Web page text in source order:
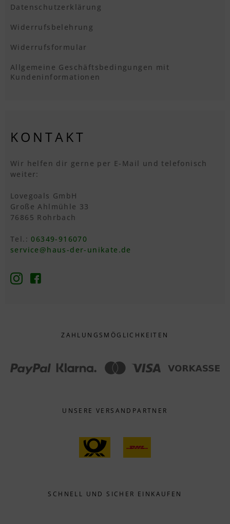
Datenschutzerklärung
Widerrufsbelehrung
Widerrufsformular
Allgemeine Geschäftsbedingungen mit
Kundeninformationen
KONTAKT
Wir helfen dir gerne per E-Mail und telefonisch
weiter:
Lovegoals GmbH
Große Ahlmühle 33
76865 Rohrbach
Tel.:06349-916070
service@haus-der-unikate.de
ZAHLUNGS­MÖGLICHKEITEN
UNSERE VERSANDPARTNER
SCHNELL UND SICHER EINKAUFEN